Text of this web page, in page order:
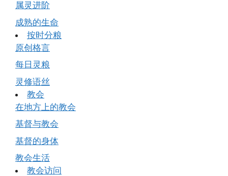
属灵进阶
成熟的生命
按时分粮
原创格言
每日灵粮
灵修语丝
教会
在地方上的教会
基督与教会
基督的身体
教会生活
教会访问